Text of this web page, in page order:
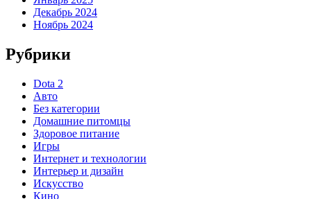
Декабрь 2024
Ноябрь 2024
Рубрики
Dota 2
Авто
Без категории
Домашние питомцы
Здоровое питание
Игры
Интернет и технологии
Интерьер и дизайн
Искусство
Кино